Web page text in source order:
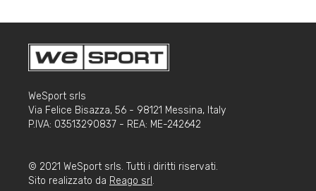
WeSport srls
Via Felice Bisazza, 56 - 98121 Messina, Italy
P.IVA: 03513290837 - REA: ME-242642
© 2021 WeSport srls. Tutti i diritti riservati.
Sito realizzato da Reago srl .